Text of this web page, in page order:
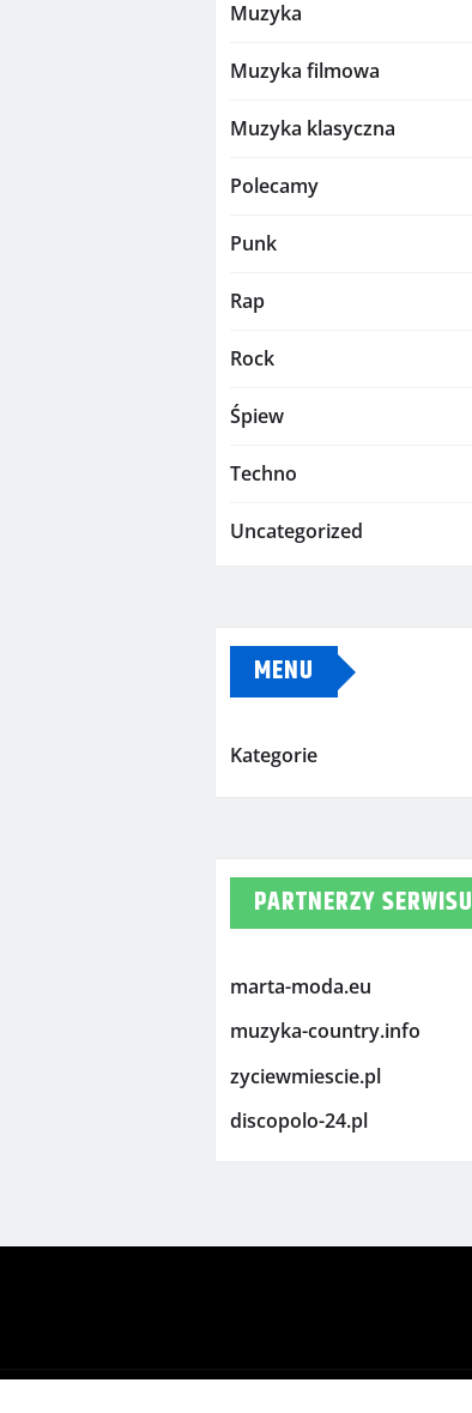
Muzyka
Muzyka filmowa
Muzyka klasyczna
Polecamy
Punk
Rap
Rock
Śpiew
Techno
Uncategorized
MENU
Kategorie
PARTNERZY SERWISU
marta-moda.eu
muzyka-country.info
zyciewmiescie.pl
discopolo-24.pl